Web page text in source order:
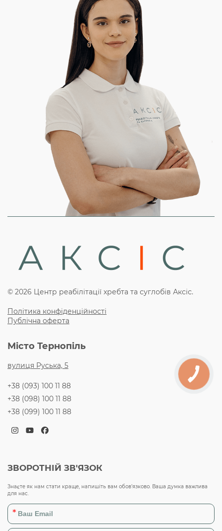
© 2026 Центр реабілітації хребта та суглобів Аксіс.
Політика конфіденційності
Публічна оферта
Місто Тернопіль
вулиця Руська, 5
+38 (093) 100 11 88
+38 (098) 100 11 88
+38 (099) 100 11 88
Instagram
YouTubeFacebook
ЗВОРОТНІЙ ЗВ'ЯЗОК
Знаєте як нам стати краще, напишіть вам обов’язково. Ваша думка важлива
для нас.